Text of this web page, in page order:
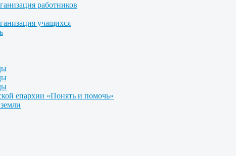
работников
учащихся
епархии «Понять и помочь»